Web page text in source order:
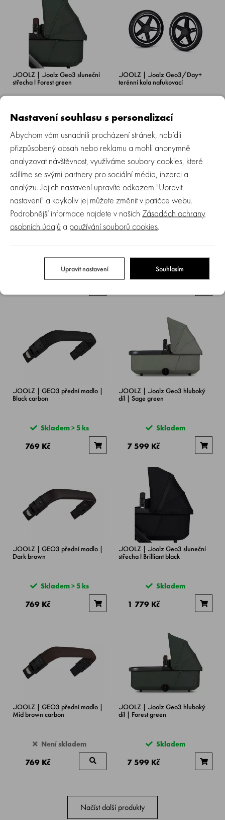
JOOLZ | Joolz Geo3 sluneční
střecha l Forest green
Není skladem
1 779 Kč
JOOLZ | Joolz Geo3/Day+
terénní kola nafukovací
Skladem > 5 ks
2 299 Kč
JOOLZ | Joolz Geo3/5 Led
Skladem > 5 ks
JOOLZ | Joolz Geo3 sluneční
Skladem
JOOLZ | GEO3 přední madlo |
Black carbon
Skladem > 5 ks
769 Kč
JOOLZ | Joolz Geo3 hluboký
díl | Sage green
Skladem
7 599 Kč
JOOLZ | GEO3 přední madlo |
Dark brown
Skladem > 5 ks
769 Kč
JOOLZ | Joolz Geo3 sluneční
střecha l Brilliant black
Skladem
1 779 Kč
JOOLZ | GEO3 přední madlo |
Mid brown carbon
Není skladem
769 Kč
JOOLZ | Joolz Geo3 hluboký
díl | Forest green
Skladem
7 599 Kč
Načíst další produkty
Nastavení souhlasu s personalizací
Abychom vám usnadnili procházení stránek, nabídli
přizpůsobený obsah nebo reklamu a mohli anonymně
analyzovat návštěvnost, využíváme soubory cookies, které
sdílíme se svými partnery pro sociální média, inzerci a
analýzu. Jejich nastavení upravíte odkazem "Upravit
nastavení" a kdykoliv jej můžete změnit v patičce webu.
Podrobnější informace najdete v našich Zásadách ochrany
osobních údajů a používání souborů cookies.
Upravit nastavení Souhlasím